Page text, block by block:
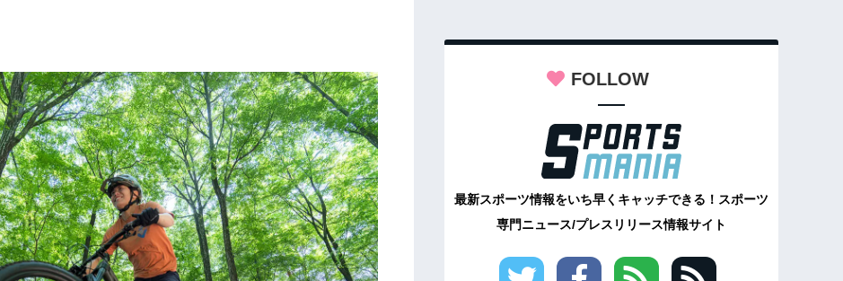
FOLLOW
最新スポーツ情報をいち早くキャッチできる！スポーツ
専門ニュース/プレスリリース情報サイト